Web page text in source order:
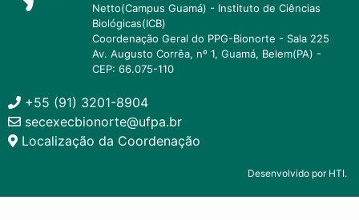
Netto(Campus Guamá) - Instituto de Ciências
Biológicas(ICB)
Coordenação Geral do PPG-Bionorte - Sala 225
Av. Augusto Corrêa, nº 1, Guamá, Belem(PA) -
CEP: 66.075-110
+55 (91) 3201-8904
secexecbionorte@ufpa.br
Localização da Coordenação
Desenvolvido por HTI.